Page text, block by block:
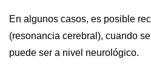
En algunos casos, es posible
(resonancia cerebral), cuando
puede ser a nivel neurológico.